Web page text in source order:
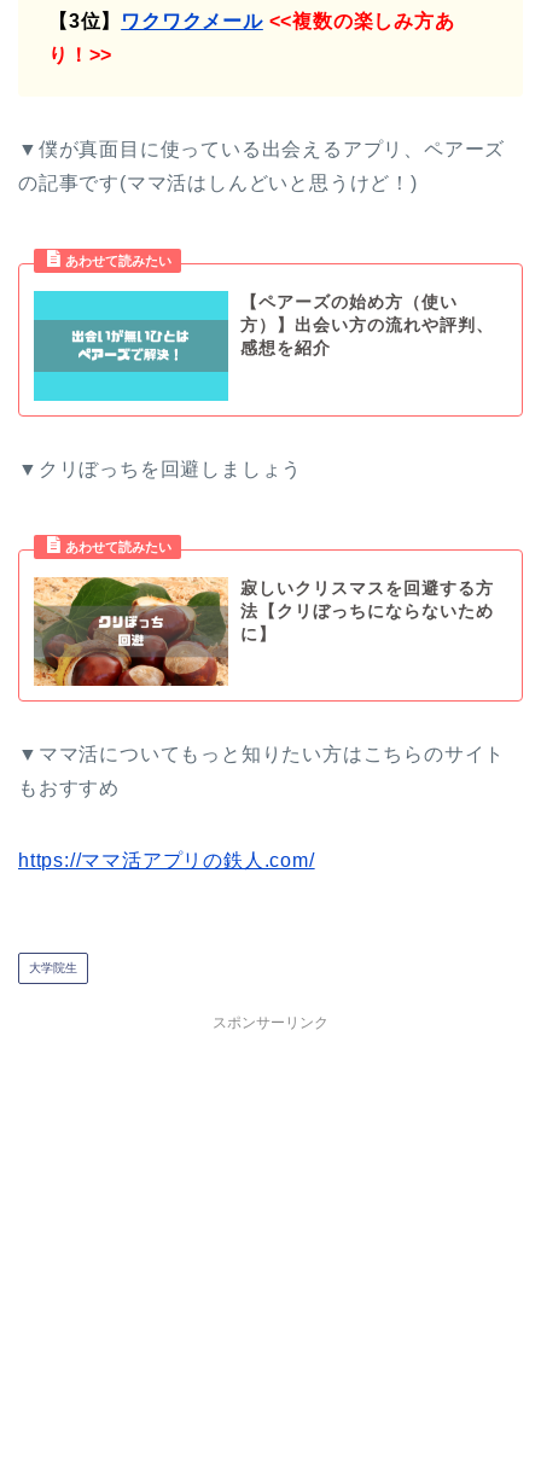
【3位】
ワクワクメール <<複数の楽しみ方あ
り！>>
▼僕が真面目に使っている出会えるアプリ、ペアーズ
の記事です(ママ活はしんどいと思うけど！)
【ペアーズの始め方（使い
方）】出会い方の流れや評判、
感想を紹介
▼クリぼっちを回避しましょう
寂しいクリスマスを回避する方
法【クリぼっちにならないため
に】
▼ママ活についてもっと知りたい方はこちらのサイト
もおすすめ
https://ママ活アプリの鉄人.com/
大学院生
スポンサーリンク